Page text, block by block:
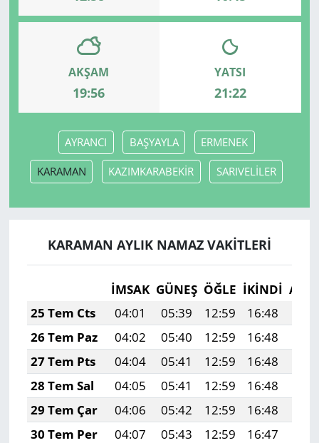
AKŞAM
19:56
YATSI
21:22
AYRANCI BAŞYAYLA ERMENEK
KARAMAN KAZIMKARABEKİR SARIVELİLER
KARAMAN AYLIK NAMAZ VAKITLERI
İMSAK GÜNEŞ ÖĞLE İKINDI
25 Tem Cts
04:01 05:39 12:59 16:48
26 Tem Paz
04:02 05:40 12:59 16:48
27 Tem Pts
04:04 05:41 12:59 16:48
28 Tem Sal
04:05 05:41 12:59 16:48
29 Tem Çar
04:06 05:42 12:59 16:48
30 Tem Per
04:07 05:43 12:59 16:47